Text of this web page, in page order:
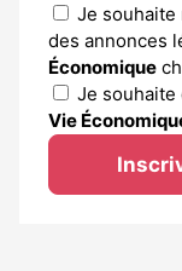
Je
des annonces
Économique
Je souhaite
Vie